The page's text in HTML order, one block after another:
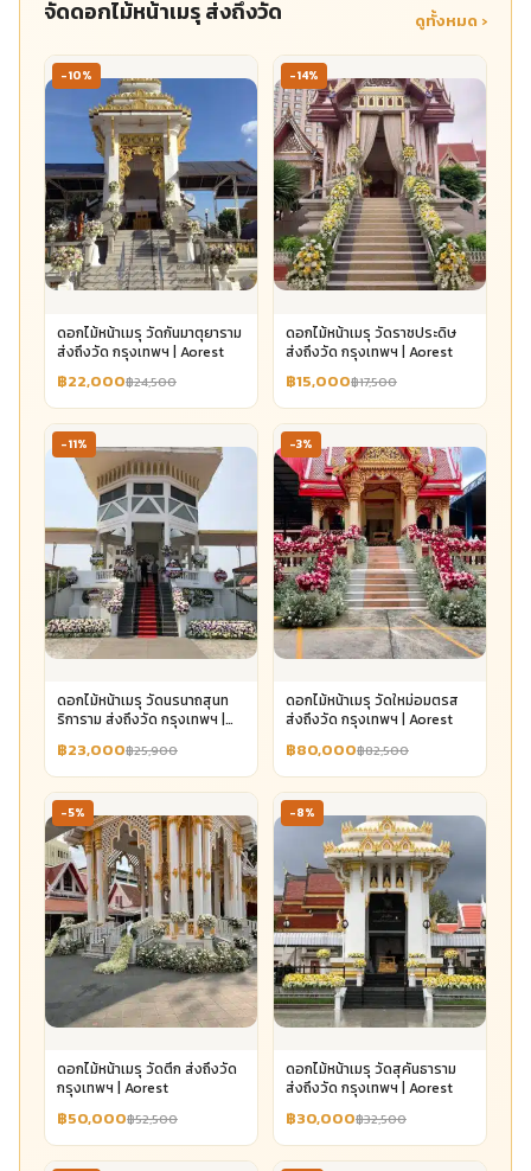
จัดดอกไม้หน้าเมรุ ส่งถึงวัด ดูทั้งหมด ›
-10%
ดอกไม้หน้าเมรุ วัดกันมาตุยาราม
ส่งถึงวัด กรุงเทพฯ | Aorest
฿22,000฿24,500
-14%
ดอกไม้หน้าเมรุ วัดราชประดิษ
ส่งถึงวัด กรุงเทพฯ | Aorest
฿15,000฿17,500
-11%
ดอกไม้หน้าเมรุ วัดนรนาถสุนท
ริการาม ส่งถึงวัด กรุงเทพฯ |
฿23,000฿25,900
-3%
ดอกไม้หน้าเมรุ วัดใหม่อมตรส
ส่งถึงวัด กรุงเทพฯ | Aorest
฿80,000฿82,500
-5%
ดอกไม้หน้าเมรุ วัดตึก ส่งถึงวัด
กรุงเทพฯ | Aorest
฿50,000฿52,500
-8%
ดอกไม้หน้าเมรุ วัดสุคันธาราม
ส่งถึงวัด กรุงเทพฯ | Aorest
฿30,000฿32,500